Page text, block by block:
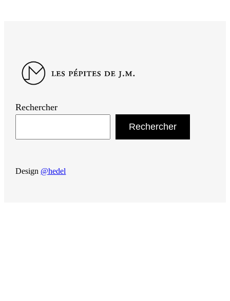
Rechercher
Rechercher
Design @hedel